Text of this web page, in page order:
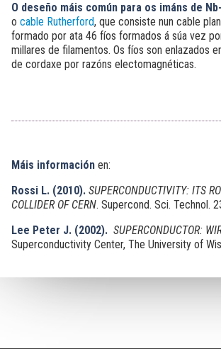
O deseño máis común para os imáns de
o cable Rutherford, que consiste nun cable
formado por ata 46 fíos formados á súa vez
millares de filamentos. Os fíos son enlazados
de cordaxe por razóns electomagnéticas.
Máis informaciónen:
Rossi L. (2010). SUPERCONDUCTIVITY: ITS
COLLIDER OF CERN. Supercond. Sci. Technol.
Lee Peter J. (2002). SUPERCONDUCTOR:
Superconductivity Center, The University of